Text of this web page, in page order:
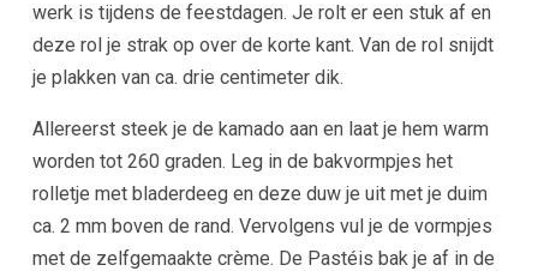
werk is tijdens de feestdagen. Je rolt er een stuk af en
deze rol je strak op over de korte kant. Van de rol snijdt
je plakken van ca. drie centimeter dik.
Allereerst steek je de kamado aan en laat je hem warm
worden tot 260 graden. Leg in de bakvormpjes het
rolletje met bladerdeeg en deze duw je uit met je duim
ca. 2 mm boven de rand. Vervolgens vul je de vormpjes
met de zelfgemaakte crème. De Pastéis bak je af in de